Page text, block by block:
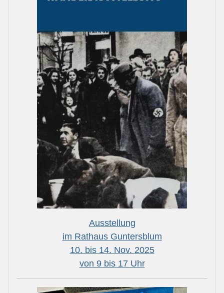
Ausstellung
im Rathaus Guntersblum
10. bis 14. Nov. 2025
von 9 bis 17 Uhr